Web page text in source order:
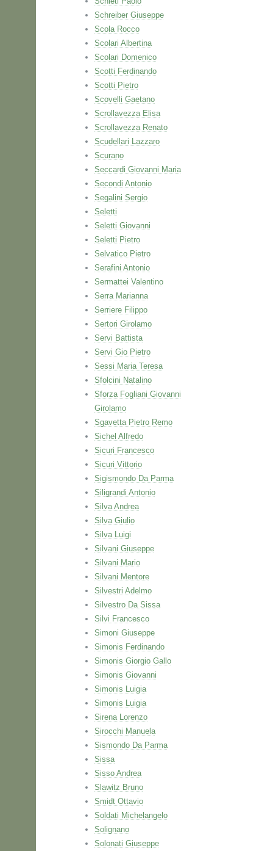
Schreiber Giuseppe
Scola Rocco
Scolari Albertina
Scolari Domenico
Scotti Ferdinando
Scotti Pietro
Scovelli Gaetano
Scrollavezza Elisa
Scrollavezza Renato
Scudellari Lazzaro
Scurano
Seccardi Giovanni Maria
Secondi Antonio
Segalini Sergio
Seletti
Seletti Giovanni
Seletti Pietro
Selvatico Pietro
Serafini Antonio
Sermattei Valentino
Serra Marianna
Serriere Filippo
Sertori Girolamo
Servi Battista
Servi Gio Pietro
Sessi Maria Teresa
Sfolcini Natalino
Sforza Fogliani Giovanni
Girolamo
Sgavetta Pietro Remo
Sichel Alfredo
Sicuri Francesco
Sicuri Vittorio
Sigismondo Da Parma
Siligrandi Antonio
Silva Andrea
Silva Giulio
Silva Luigi
Silvani Giuseppe
Silvani Mario
Silvani Mentore
Silvestri Adelmo
Silvestro Da Sissa
Silvi Francesco
Simoni Giuseppe
Simonis Ferdinando
Simonis Giorgio Gallo
Simonis Giovanni
Simonis Luigia
Simonis Luigia
Sirena Lorenzo
Sirocchi Manuela
Sismondo Da Parma
Sissa
Sisso Andrea
Slawitz Bruno
Smidt Ottavio
Soldati Michelangelo
Solignano
Solonati Giuseppe